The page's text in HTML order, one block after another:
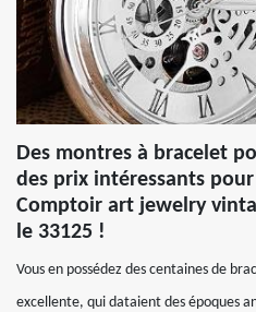
Des montres à bracelet
des prix intéressants
Comptoir art jewelry
le 33125 !
Vous en possédez des centaines de
excellente, qui dataient des époques